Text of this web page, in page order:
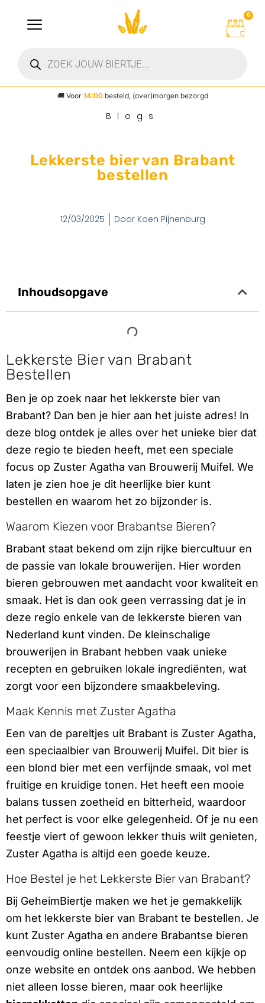
0
🚚Voor 14:00besteld, (over)morgen bezorgd
Blogs
Lekkerste bier van Brabant
bestellen
12/03/2025 DoorKoen Pijnenburg
Inhoudsopgave
Lekkerste Bier van Brabant
Bestellen
Ben je op zoek naar het lekkerste bier van
Brabant? Dan ben je hier aan het juiste adres! In
deze blog ontdek je alles over het unieke bier dat
deze regio te bieden heeft, met een speciale
focus op Zuster Agatha van Brouwerij Muifel. We
laten je zien hoe je dit heerlijke bier kunt
bestellen en waarom het zo bijzonder is.
Waarom Kiezen voor Brabantse Bieren?
Brabant staat bekend om zijn rijke biercultuur en
de passie van lokale brouwerijen. Hier worden
bieren gebrouwen met aandacht voor kwaliteit en
smaak. Het is dan ook geen verrassing dat je in
deze regio enkele van de lekkerste bieren van
Nederland kunt vinden. De kleinschalige
brouwerijen in Brabant hebben vaak unieke
recepten en gebruiken lokale ingrediënten, wat
zorgt voor een bijzondere smaakbeleving.
Maak Kennis met Zuster Agatha
Een van de pareltjes uit Brabant is Zuster Agatha,
een speciaalbier van Brouwerij Muifel. Dit bier is
een blond bier met een verfijnde smaak, vol met
fruitige en kruidige tonen. Het heeft een mooie
balans tussen zoetheid en bitterheid, waardoor
het perfect is voor elke gelegenheid. Of je nu een
feestje viert of gewoon lekker thuis wilt genieten,
Zuster Agatha is altijd een goede keuze.
Hoe Bestel je het Lekkerste Bier van Brabant?
Bij GeheimBiertje maken we het je gemakkelijk
om het lekkerste bier van Brabant te bestellen. Je
kunt Zuster Agatha en andere Brabantse bieren
eenvoudig online bestellen. Neem een kijkje op
onze website en ontdek ons aanbod. We hebben
niet alleen losse bieren, maar ook heerlijke